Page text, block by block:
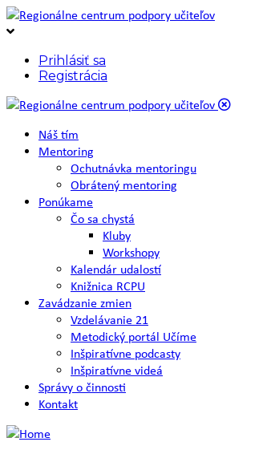
Prihlásiť sa
Registrácia
Náš tím
Mentoring
Ochutnávka mentoringu
Obrátený mentoring
Ponúkame
Čo sa chystá
Kluby
Workshopy
Kalendár udalostí
Knižnica RCPU
Zavádzanie zmien
Vzdelávanie 21
Metodický portál Učíme
Inšpiratívne podcasty
Inšpiratívne videá
Správy o činnosti
Kontakt